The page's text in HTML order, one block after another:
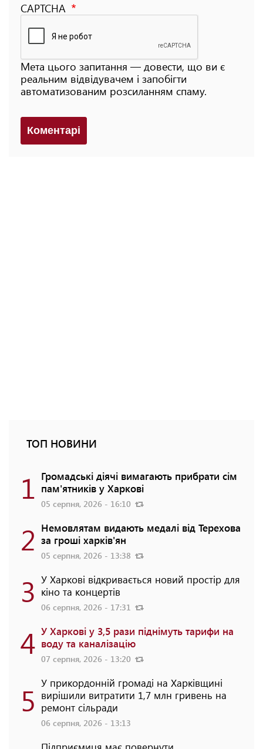
CAPTCHA
Мета цього запитання — довести, що ви є
реальним відвідувачем і запобігти
автоматизованим розсиланням спаму.
Коментарi
ТОП НОВИНИ
1 Громадські діячі вимагають прибрати сім
пам'ятників у Харкові
05 серпня, 2026 - 16:10
2 Немовлятам видають медалі від Терехова
за гроші харків'ян
05 серпня, 2026 - 13:38
3 У Харкові відкривається новий простір для
кіно та концертів
06 серпня, 2026 - 17:31
4 У Харкові у 3,5 рази піднімуть тарифи на
воду та каналізацію
07 серпня, 2026 - 13:20
5 У прикордонній громаді на Харківщині
вирішили витратити 1,7 млн гривень на
ремонт сільради
06 серпня, 2026 - 13:13